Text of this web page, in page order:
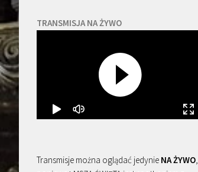
TRANSMISJA NA ŻYWO
Transmisje można oglądać jedynie NA ŻYWO,